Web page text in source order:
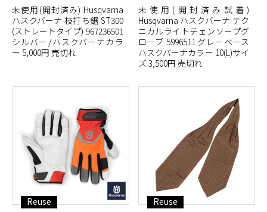
未使用(開封済み) Husqvarna
ハスクバーナ 枝打ち鋸 ST300
(ストレートタイプ) 967236501
シルバー/ハスクバーナカラ
ー 5,000円 売切れ
未使用(開封済み試着)
Husqvarna ハスクバーナ テク
ニカルライトチェンソープグ
ローブ 5996511 グレーベース
ハスクバーナカラー 10(L)サイ
ズ 3,500円 売切れ
Reuse
Reuse